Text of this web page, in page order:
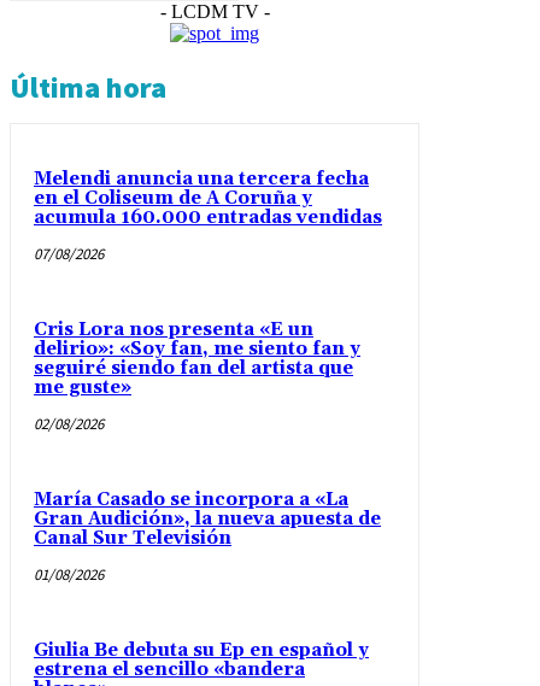
- LCDM TV -
Última hora
Melendi anuncia una tercera fecha
en el Coliseum de A Coruña y
acumula 160.000 entradas vendidas
07/08/2026
Cris Lora nos presenta «E un
delirio»: «Soy fan, me siento fan y
seguiré siendo fan del artista que
me guste»
02/08/2026
María Casado se incorpora a «La
Gran Audición», la nueva apuesta de
Canal Sur Televisión
01/08/2026
Giulia Be debuta su Ep en español y
estrena el sencillo «bandera